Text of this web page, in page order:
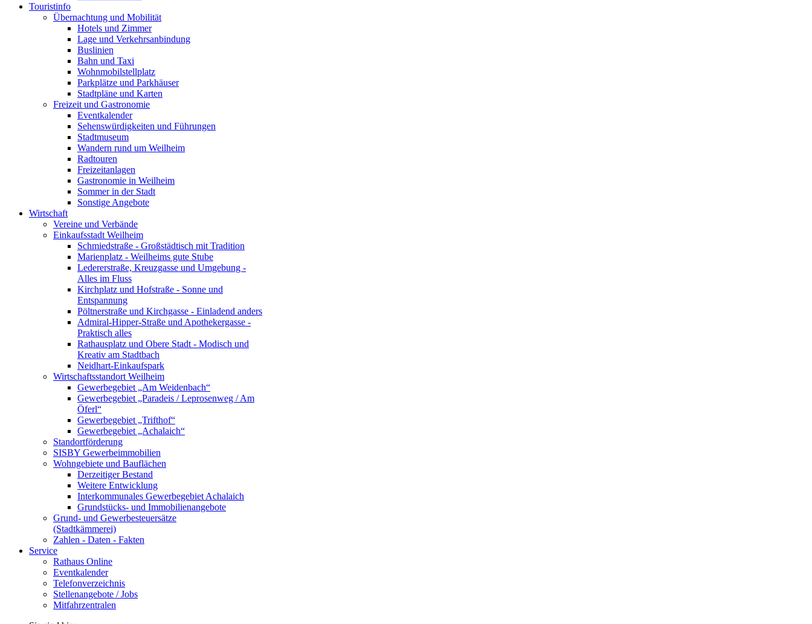
Touristinfo
Übernachtung und Mobilität
Hotels und Zimmer
Lage und Verkehrsanbindung
Buslinien
Bahn und Taxi
Wohnmobilstellplatz
Parkplätze und Parkhäuser
Stadtpläne und Karten
Freizeit und Gastronomie
Eventkalender
Sehenswürdigkeiten und Führungen
Stadtmuseum
Wandern rund um Weilheim
Radtouren
Freizeitanlagen
Gastronomie in Weilheim
Sommer in der Stadt
Sonstige Angebote
Wirtschaft
Vereine und Verbände
Einkaufsstadt Weilheim
Schmiedstraße - Großstädtisch mit Tradition
Marienplatz - Weilheims gute Stube
Ledererstraße, Kreuzgasse und Umgebung -
Alles im Fluss
Kirchplatz und Hofstraße - Sonne und
Entspannung
Pöltnerstraße und Kirchgasse - Einladend anders
Admiral-Hipper-Straße und Apothekergasse -
Praktisch alles
Rathausplatz und Obere Stadt - Modisch und
Kreativ am Stadtbach
Neidhart-Einkaufspark
Wirtschaftsstandort Weilheim
Gewerbegebiet „Am Weidenbach“
Gewerbegebiet „Paradeis / Leprosenweg / Am
Öferl“
Gewerbegebiet „Trifthof“
Gewerbegebiet „Achalaich“
Standortförderung
SISBY Gewerbeimmobilien
Wohngebiete und Bauflächen
Derzeitiger Bestand
Weitere Entwicklung
Interkommunales Gewerbegebiet Achalaich
Grundstücks- und Immobilienangebote
Grund- und Gewerbesteuersätze
(Stadtkämmerei)
Zahlen - Daten - Fakten
Service
Rathaus Online
Eventkalender
Telefonverzeichnis
Stellenangebote / Jobs
Mitfahrzentralen